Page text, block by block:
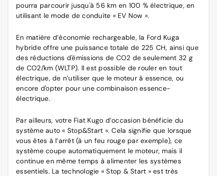
pourra parcourir jusqu'à 56 km en 100 % électrique, en
utilisant le mode de conduite « EV Now ».
En matière d’économie rechargeable, la Ford Kuga
hybride offre une puissance totale de 225 CH, ainsi que
des réductions d'émissions de CO2 de seulement 32 g
de CO2/km (WLTP). Il est possible de rouler en tout
électrique, de n’utiliser que le moteur à essence, ou
encore d'opter pour une combinaison essence-
électrique.
Par ailleurs, votre Fiat Kugo d’occasion bénéficie du
système auto « Stop&Start ». Cela signifie que lorsque
vous êtes à l’arrêt (à un feu rouge par exemple), ce
système coupe automatiquement le moteur, mais il
continue en même temps à alimenter les systèmes
essentiels. La technologie « Stop & Start » est très